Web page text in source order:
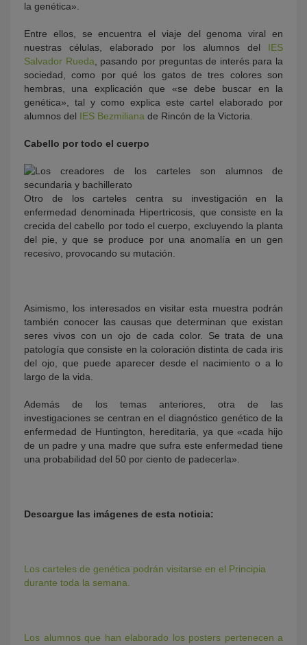
la genética».
Entre ellos, se encuentra el viaje del genoma viral en
nuestras células, elaborado por los alumnos del IES
Salvador Rueda , pasando por preguntas de interés para la
sociedad, como por qué los gatos de tres colores son
hembras, una explicación que «se debe buscar en la
genética», tal y como explica este cartel elaborado por
alumnos del IES Bezmiliana de Rincón de la Victoria.
Cabello por todo el cuerpo
Otro de los carteles centra su investigación en la
enfermedad denominada Hipertricosis, que consiste en la
crecida del cabello por todo el cuerpo, excluyendo la planta
del pie, y que se produce por una anomalía en un gen
recesivo, provocando su mutación.
Asimismo, los interesados en visitar esta muestra podrán
también conocer las causas que determinan que existan
seres vivos con un ojo de cada color. Se trata de una
patología que consiste en la coloración distinta de cada iris
del ojo, que puede aparecer desde el nacimiento o a lo
largo de la vida.
Además de los temas anteriores, otra de las
investigaciones se centran en el diagnóstico genético de la
enfermedad de Huntington, hereditaria, ya que «cada hijo
de un padre y una madre que sufra este enfermedad tiene
una probabilidad del 50 por ciento de padecerla».
Descargue las imágenes de esta noticia:
Los carteles de genética podrán visitarse en el Principia
durante toda la semana.
Los alumnos que han elaborado los posters pertenecen a